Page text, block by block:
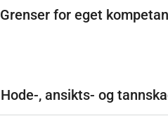
Grenser for eget
Hode-, ansikts- og